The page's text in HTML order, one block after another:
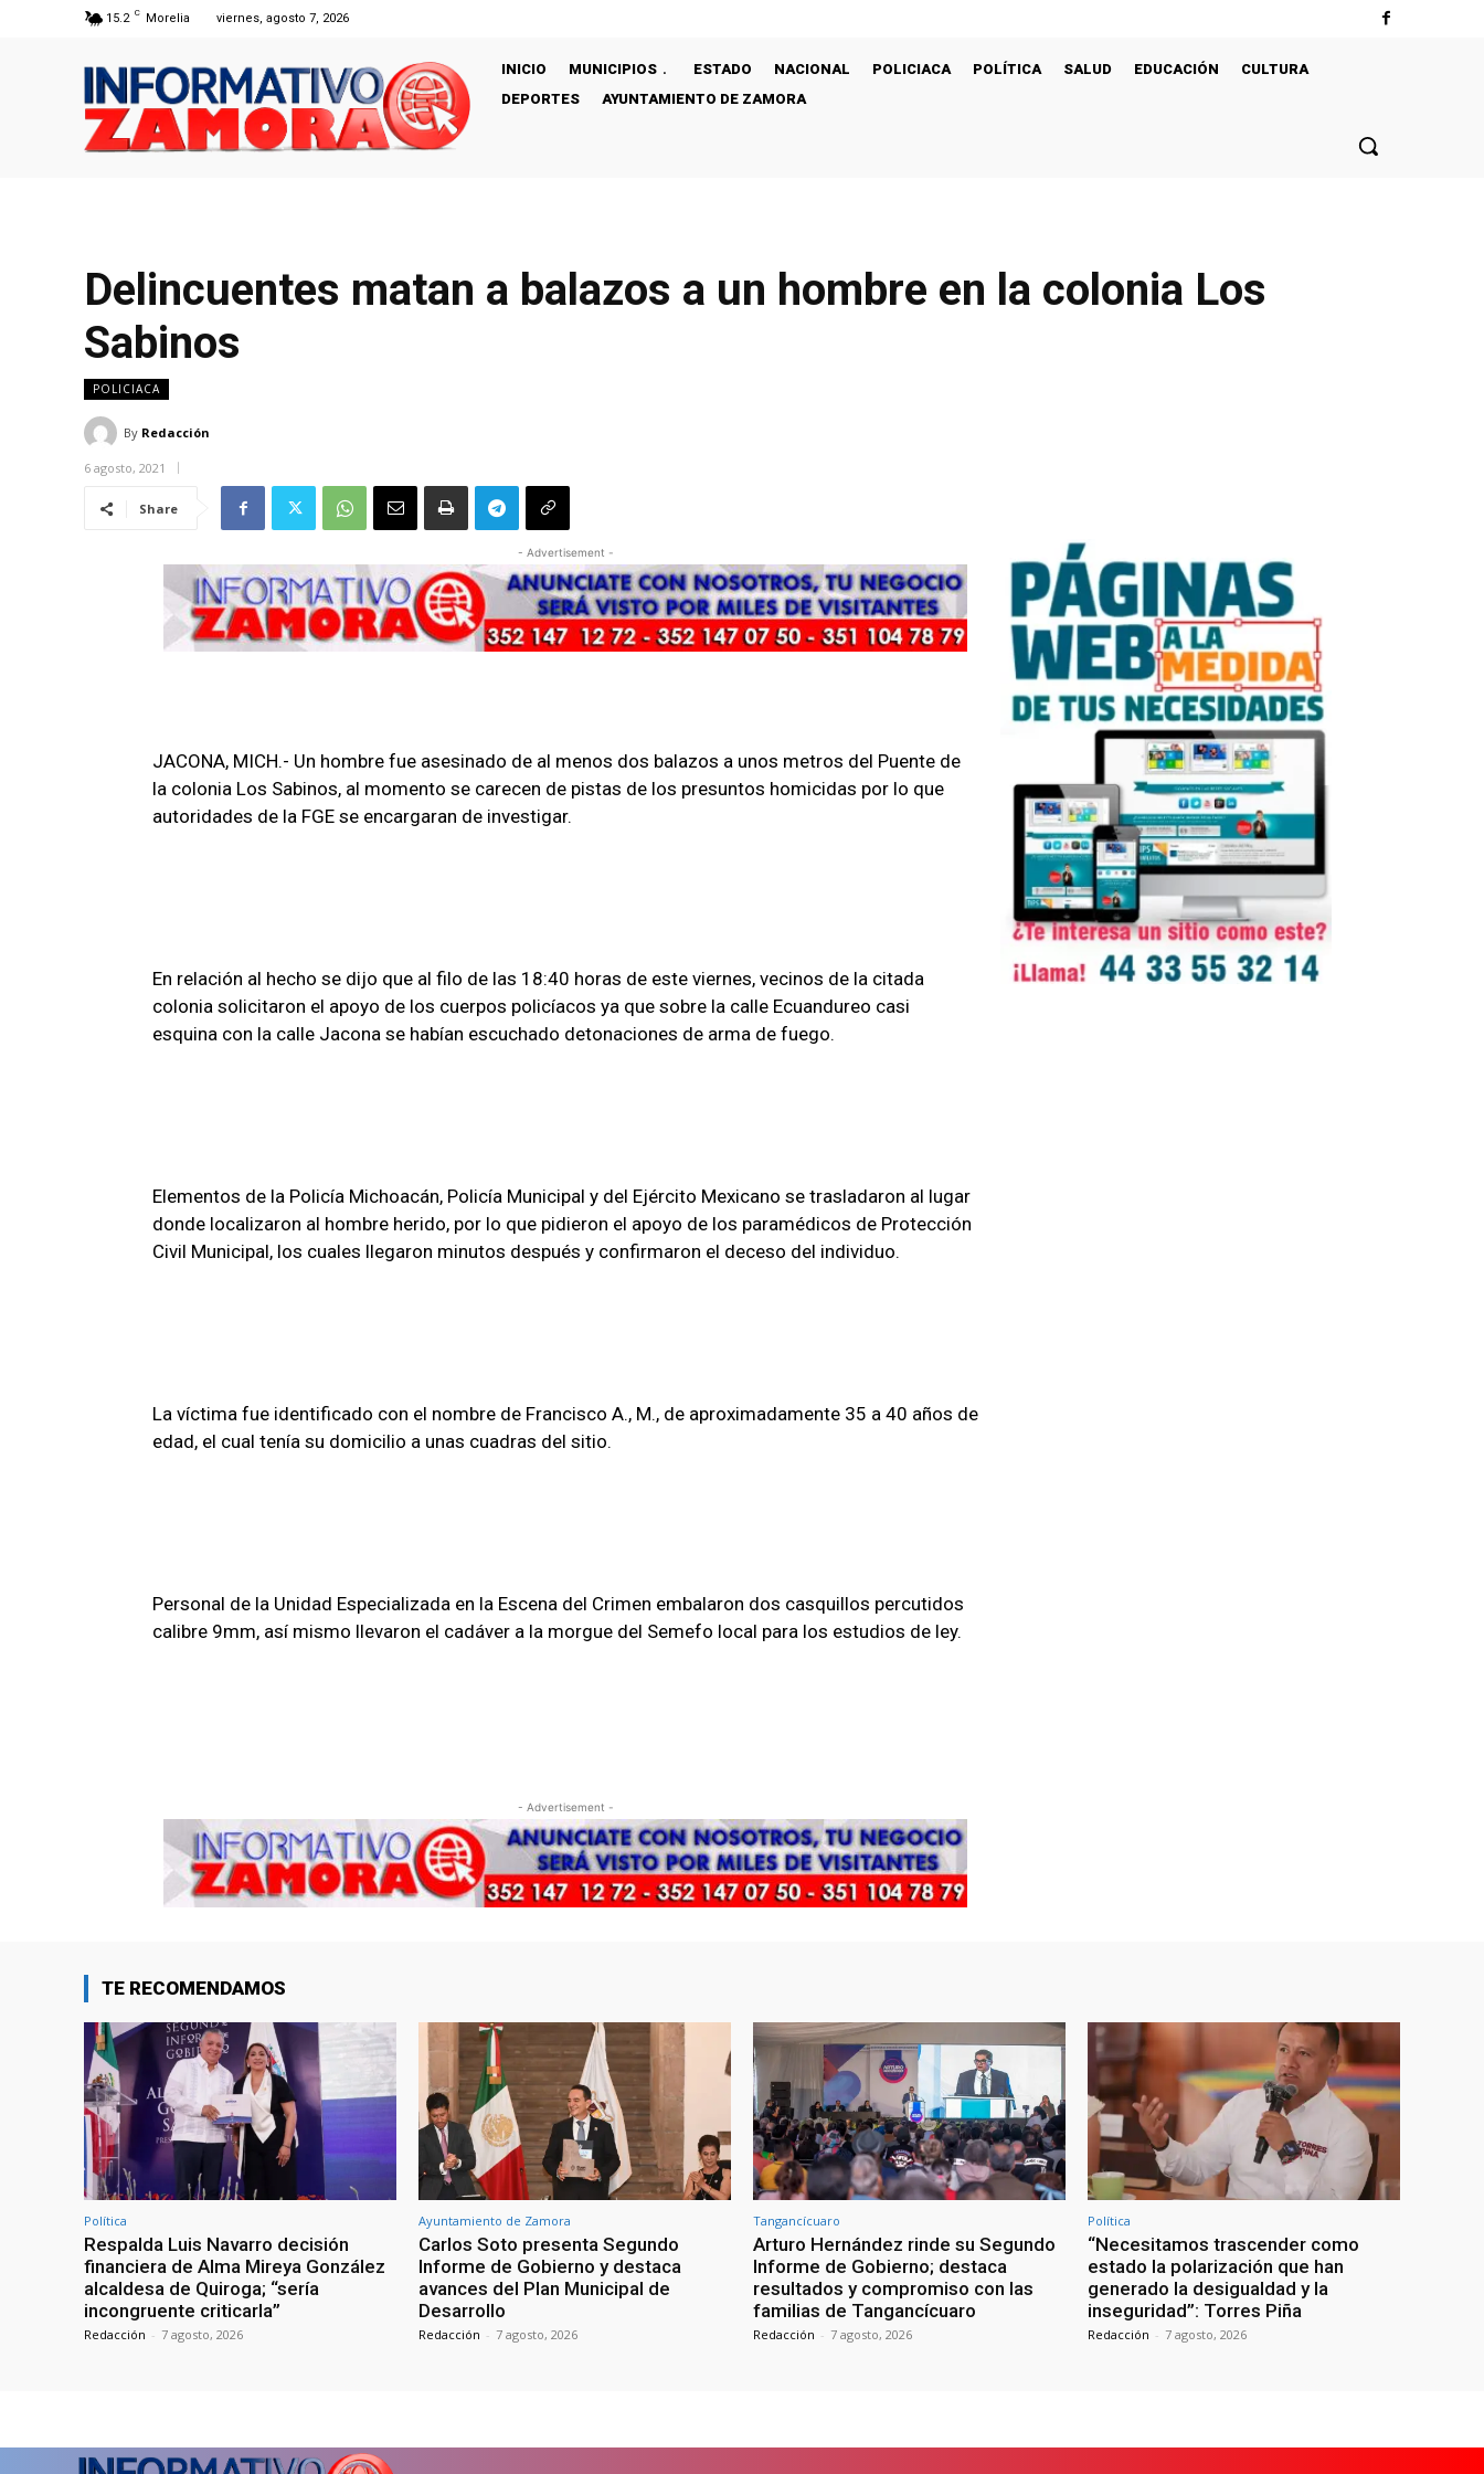
15.2 C Morelia viernes, agosto 7, 2026
INICIO MUNICIPIOS ESTADO NACIONAL POLICIACA POLÍTICA SALUD EDUCACIÓN
CULTURA
DEPORTES
AYUNTAMIENTO DE ZAMORA
Delincuentes matan a balazos a un hombre en la colonia Los
Sabinos
POLICIACA
By Redacción
6 agosto, 2021
Share
- Advertisement -
JACONA, MICH.- Un hombre fue asesinado de al menos dos balazos a unos metros del Puente de
la colonia Los Sabinos, al momento se carecen de pistas de los presuntos homicidas por lo que
autoridades de la FGE se encargaran de investigar.
En relación al hecho se dijo que al filo de las 18:40 horas de este viernes, vecinos de la citada
colonia solicitaron el apoyo de los cuerpos policíacos ya que sobre la calle Ecuandureo casi
esquina con la calle Jacona se habían escuchado detonaciones de arma de fuego.
Elementos de la Policía Michoacán, Policía Municipal y del Ejército Mexicano se trasladaron al lugar
donde localizaron al hombre herido, por lo que pidieron el apoyo de los paramédicos de Protección
Civil Municipal, los cuales llegaron minutos después y confirmaron el deceso del individuo.
La víctima fue identificado con el nombre de Francisco A., M., de aproximadamente 35 a 40 años de
edad, el cual tenía su domicilio a unas cuadras del sitio.
Personal de la Unidad Especializada en la Escena del Crimen embalaron dos casquillos percutidos
calibre 9mm, así mismo llevaron el cadáver a la morgue del Semefo local para los estudios de ley.
- Advertisement -
TE RECOMENDAMOS
Política
Respalda Luis Navarro decisión
financiera de Alma Mireya González
alcaldesa de Quiroga; “sería
incongruente criticarla”
Redacción - 7 agosto, 2026
Ayuntamiento de Zamora
Carlos Soto presenta Segundo
Informe de Gobierno y destaca
avances del Plan Municipal de
Desarrollo
Redacción - 7 agosto, 2026
Tangancícuaro
Arturo Hernández rinde su Segundo
Informe de Gobierno; destaca
resultados y compromiso con las
familias de Tangancícuaro
Redacción - 7 agosto, 2026
Política
“Necesitamos trascender como
estado la polarización que han
generado la desigualdad y la
inseguridad”: Torres Piña
Redacción - 7 agosto, 2026